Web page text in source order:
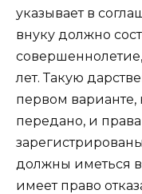
указывает в
внуку должно
лет. Такую
первом
передано, и
должны иметься
имеет право